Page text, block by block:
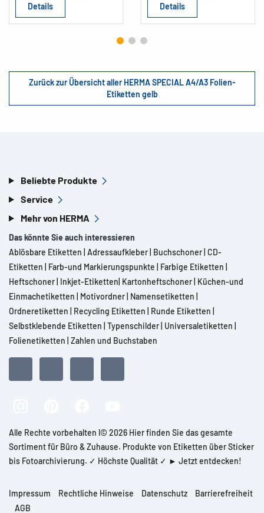
Details Details
Zurück zur Übersicht aller HERMA SPECIAL A4/A3 Folien-
Etiketten gelb
Beliebte Produkte
Service
Mehr von HERMA
Das könnte Sie auch interessieren
Ablösbare Etiketten Adressaufkleber Buchschoner CD-
Etiketten
Farb-und Markierungspunkte Farbige Etiketten
Heftschoner Inkjet-Etiketten Kartonheftschoner Küchen-und
Einmachetiketten
Motivordner Namensetiketten
Ordneretiketten
Recycling Etiketten Runde Etiketten
Selbstklebende Etiketten Typenschilder Universaletiketten
Folienetiketten Zahlen und Buchstaben
Alle Rechte vorbehalten l© 2026 Hier finden Sie das gesamte
Sortiment für Büro & Zuhause. Produkte von Etiketten über Sticker
bis Fotoarchivierung. ✓ Höchste Qualität ✓ ► Jetzt entdecken!
Impressum Rechtliche Hinweise Datenschutz
Barrierefreiheit
AGB